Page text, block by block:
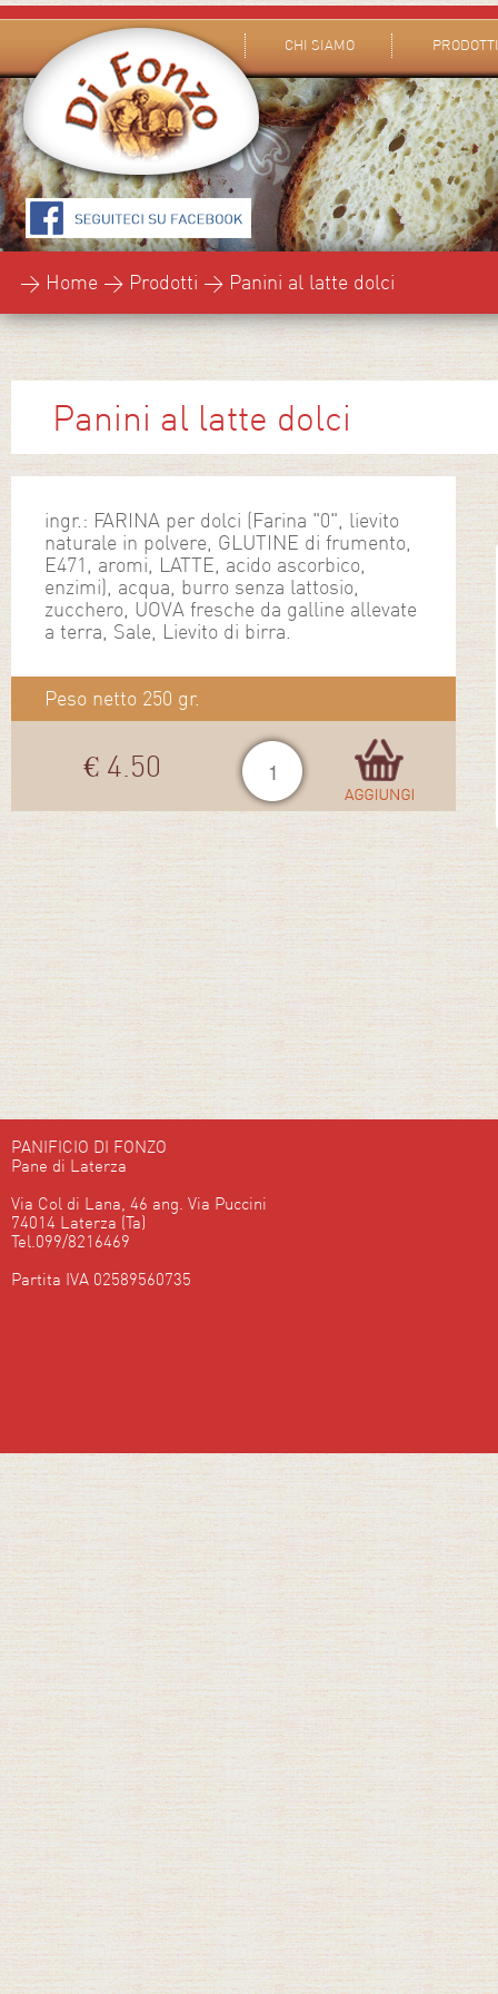
CHI SIAMO PRODOTTI
> Home > Prodotti > Panini al latte dolci
Panini al latte dolci
ingr.: FARINA per dolci (Farina "0", lievito
naturale in polvere, GLUTINE di frumento,
E471, aromi, LATTE, acido ascorbico,
enzimi), acqua, burro senza lattosio,
zucchero, UOVA fresche da galline allevate
a terra, Sale, Lievito di birra.
Peso netto 250 gr.
€ 4.50
PANIFICIO DI FONZO
Pane di Laterza
Via Col di Lana, 46 ang. Via Puccini
74014 Laterza (Ta)
Tel.099/8216469
Partita IVA 02589560735